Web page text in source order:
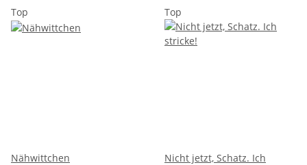
Top
Nähwittchen
Top
Nicht jetzt, Schatz. Ich